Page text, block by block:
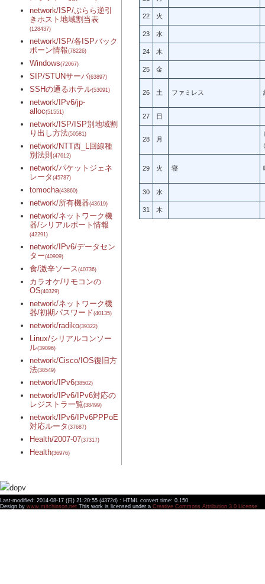
network/ISP/ぷらら逆引
きホスト地域割当表
(128437)
network/ISP/各ISPバック
ボーン情報(78226)
Windows(72067)
SIP/STUNサーバ(63897)
SSHの通るホテル(53091)
network/IPv6/jp-
alloc(51551)
network/ISP/ISP別地域割
り出し方法(50581)
network/NTT西_L回線種
別法則(47612)
network/パケットジェネ
レータ (45787)
tomocha(43860)
network/所有機器(43619)
network/ネットワーク機
器/シリアルポート情報
(42291)
network/IPv6/データセン
ター(40909)
食/激辛ソース (40736)
カラオケ/リモコンの
OS(40329)
network/ネットワーク機
器/初期パスワード(40135)
network/radiko(39322)
Linux/シリアルコンソー
ル(39096)
network/Cisco/IOS復旧方
法(38549)
network/IPv6(38502)
network/IPv6/IPv6対応の
レジストラ一覧(38499)
network/IPv6/IPv6PPPoE
対応ルータ (37687)
Health/2007-07(37317)
Health(36976)
22 火
23 水
24 木
25 金
26 土 ファミレス
27 日
28 月
29 火 寝
30 水
31 木
Last-modified: 2014-08-17 (日) 21:20:55 (4372d) : HTML convert time: 0.150
Design by www.mitchinson.net This work is licensed under a Creative Commons Attribution 3.0 License